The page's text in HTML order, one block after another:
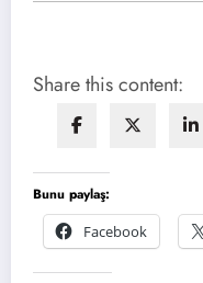
Share this content:
Bunu paylaş:
Facebook